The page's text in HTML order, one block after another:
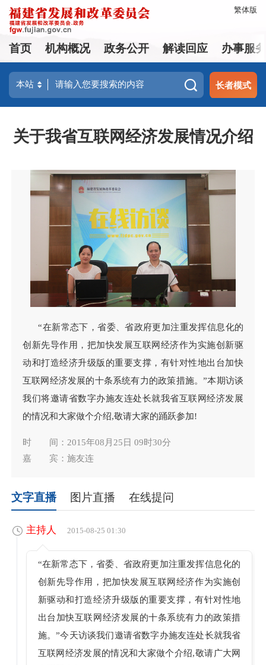
繁体版
首页 机构概况 政务公开 解读回应 办事服
长者模式
关于我省互联网经济发展情况介绍
“在新常态下，省委、省政府更加注重发挥信息化的
创新先导作用，把加快发展互联网经济作为实施创新驱
动和打造经济升级版的重要支撑，有针对性地出台加快
互联网经济发展的十条系统有力的政策措施。”本期访谈
我们将邀请省数字办施友连处长就我省互联网经济发展
的情况和大家做个介绍,敬请大家的踊跃参加!
时 间：2015年08月25日 09时30分
嘉 宾：施友连
文字直播 图片直播 在线提问
主持人 2015-08-25 01:30
“在新常态下，省委、省政府更加注重发挥信息化的
创新先导作用，把加快发展互联网经济作为实施创
新驱动和打造经济升级版的重要支撑，有针对性地
出台加快互联网经济发展的十条系统有力的政策措
施。”今天访谈我们邀请省数字办施友连处长就我省
互联网经济发展的情况和大家做个介绍,敬请广大网